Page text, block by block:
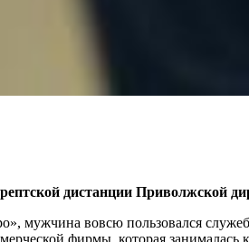
дистанции Приволжской
вовсю пользовался
фирмы, которая